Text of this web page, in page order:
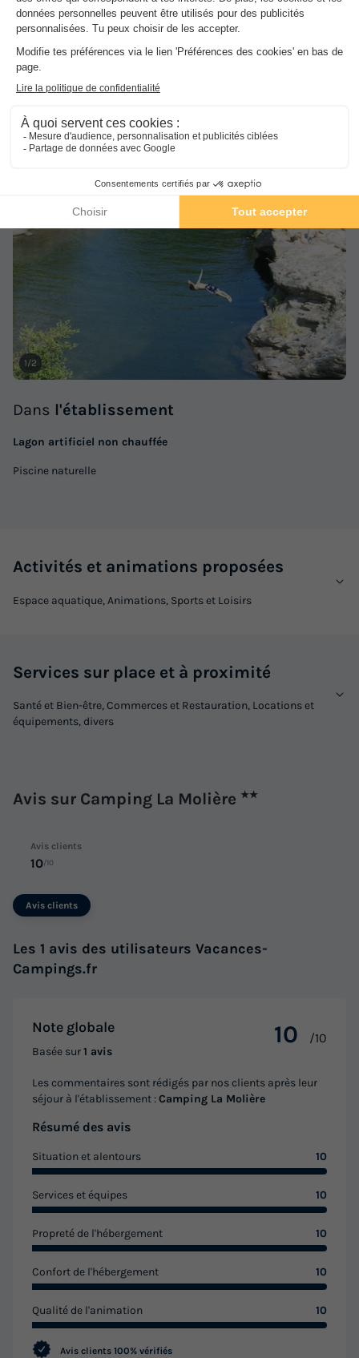
Nombre d'hébergement dans le camping :4 hébergements
Nombre d'emplacement nu dans le camping :
NRA :
Espaceaquatique
1/2
Dans l'établissement
Lagon artificiel non chauffée
Piscine naturelle
Activités et animations proposées
Espace aquatique, Animations, Sports et Loisirs
Services sur place et à proximité
Santé et Bien-être, Commerces et Restauration, Locations et
équipements, divers
Avis sur Camping La Molière ★★
Avis clients
10/10
Avis clients
Les 1 avis des utilisateurs Vacances-
Campings.fr
Note globale
Basée sur1 avis
10 /10
Les commentaires sont rédigés par nos clients après leur
séjour à l'établissement :Camping La Molière
Résumé des avis
Situation et alentours 10
Services et équipes 10
Propreté de l'hébergement 10
Confort de l'hébergement 10
Qualité de l'animation 10
Avis clients 100% vérifiés